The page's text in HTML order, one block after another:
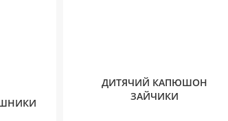
ДИТЯЧИЙ КАПЮШОН
ЗАЙЧИКИ